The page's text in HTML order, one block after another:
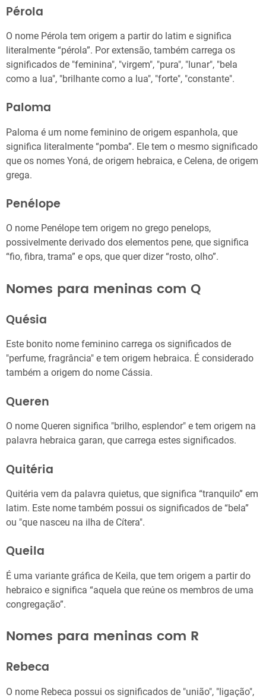
Pérola
O nome Pérola tem origem a partir do latim e significa
literalmente “pérola”. Por extensão, também carrega os
significados de "feminina", "virgem", "pura", "lunar", "bela
como a lua", "brilhante como a lua", "forte", "constante".
Paloma
Paloma é um nome feminino de origem espanhola, que
significa literalmente “pomba”. Ele tem o mesmo significado
que os nomes Yoná, de origem hebraica, e Celena, de origem
grega.
Penélope
O nome Penélope tem origem no grego penelops,
possivelmente derivado dos elementos pene, que significa
“fio, fibra, trama” e ops, que quer dizer “rosto, olho”.
Nomes para meninas com Q
Quésia
Este bonito nome feminino carrega os significados de
"perfume, fragrância" e tem origem hebraica. É considerado
também a origem do nome Cássia.
Queren
O nome Queren significa "brilho, esplendor" e tem origem na
palavra hebraica garan, que carrega estes significados.
Quitéria
Quitéria vem da palavra quietus, que significa “tranquilo” em
latim. Este nome também possui os significados de “bela”
ou "que nasceu na ilha de Cítera".
Queila
É uma variante gráfica de Keila, que tem origem a partir do
hebraico e significa “aquela que reúne os membros de uma
congregação”.
Nomes para meninas com R
Rebeca
O nome Rebeca possui os significados de "união", "ligação",